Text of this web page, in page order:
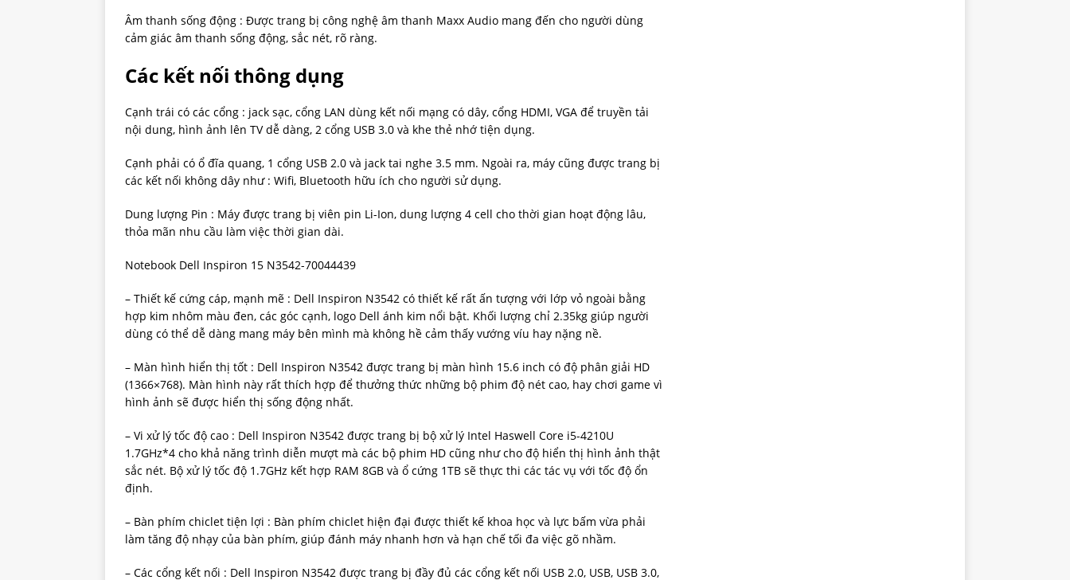
Âm thanh sống động : Được trang bị công nghệ âm thanh Maxx Audio mang đến cho người dùng
cảm giác âm thanh sống động, sắc nét, rõ ràng.
Các kết nối thông dụng
Cạnh trái có các cổng : jack sạc, cổng LAN dùng kết nối mạng có dây, cổng HDMI, VGA để truyền tải
nội dung, hình ảnh lên TV dễ dàng, 2 cổng USB 3.0 và khe thẻ nhớ tiện dụng.
Cạnh phải có ổ đĩa quang, 1 cổng USB 2.0 và jack tai nghe 3.5 mm. Ngoài ra, máy cũng được trang bị
các kết nối không dây như : Wifi, Bluetooth hữu ích cho người sử dụng.
Dung lượng Pin : Máy được trang bị viên pin Li-Ion, dung lượng 4 cell cho thời gian hoạt động lâu,
thỏa mãn nhu cầu làm việc thời gian dài.
Notebook Dell Inspiron 15 N3542-70044439
– Thiết kế cứng cáp, mạnh mẽ : Dell Inspiron N3542 có thiết kế rất ấn tượng với lớp vỏ ngoài bằng
hợp kim nhôm màu đen, các góc cạnh, logo Dell ánh kim nổi bật. Khối lượng chỉ 2.35kg giúp người
dùng có thể dễ dàng mang máy bên mình mà không hề cảm thấy vướng víu hay nặng nề.
– Màn hình hiển thị tốt : Dell Inspiron N3542 được trang bị màn hình 15.6 inch có độ phân giải HD
(1366×768). Màn hình này rất thích hợp để thưởng thức những bộ phim độ nét cao, hay chơi game vì
hình ảnh sẽ được hiển thị sống động nhất.
– Vi xử lý tốc độ cao : Dell Inspiron N3542 được trang bị bộ xử lý Intel Haswell Core i5-4210U
1.7GHz*4 cho khả năng trình diễn mượt mà các bộ phim HD cũng như cho độ hiển thị hình ảnh thật
sắc nét. Bộ xử lý tốc độ 1.7GHz kết hợp RAM 8GB và ổ cứng 1TB sẽ thực thi các tác vụ với tốc độ ổn
định.
– Bàn phím chiclet tiện lợi : Bàn phím chiclet hiện đại được thiết kế khoa học và lực bấm vừa phải
làm tăng độ nhạy của bàn phím, giúp đánh máy nhanh hơn và hạn chế tối đa việc gõ nhầm.
– Các cổng kết nối : Dell Inspiron N3542 được trang bị đầy đủ các cổng kết nối USB 2.0, USB, USB 3.0,